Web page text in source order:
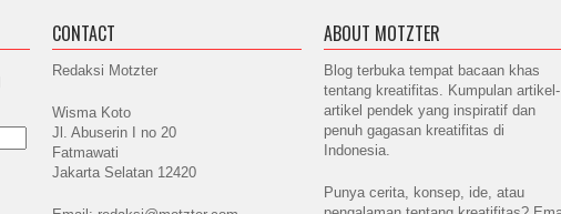
CONTACT
Redaksi Motzter
Wisma Koto
Jl. Abuserin I no 20
Fatmawati
Jakarta Selatan 12420
ABOUT MOTZTER
Blog terbuka tempat bacaan khas
tentang kreatifitas. Kumpulan artikel-
artikel pendek yang inspiratif dan
penuh gagasan kreatifitas di
Indonesia.
Punya cerita, konsep, ide, atau